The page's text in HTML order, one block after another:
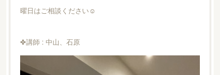
曜日はご相談ください☺︎
✤講師 : 中山、石原